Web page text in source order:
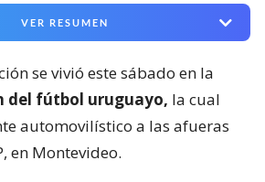
VER RESUMEN
se vivió este sábado en la
del fútbol uruguayo, la cual
automovilístico a las afueras
en Montevideo.